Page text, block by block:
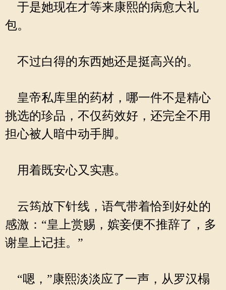
于是她现在才等来康熙的病愈大礼
包。
不过白得的东西她还是挺高兴的。
皇帝私库里的药材，哪一件不是精心
挑选的珍品，不仅药效好，还完全不用
担心被人暗中动手脚。
用着既安心又实惠。
云筠放下针线，语气带着恰到好处的
感激：“皇上赏赐，嫔妾便不推辞了，多
谢皇上记挂。”
“嗯，”康熙淡淡应了一声，从罗汉榻